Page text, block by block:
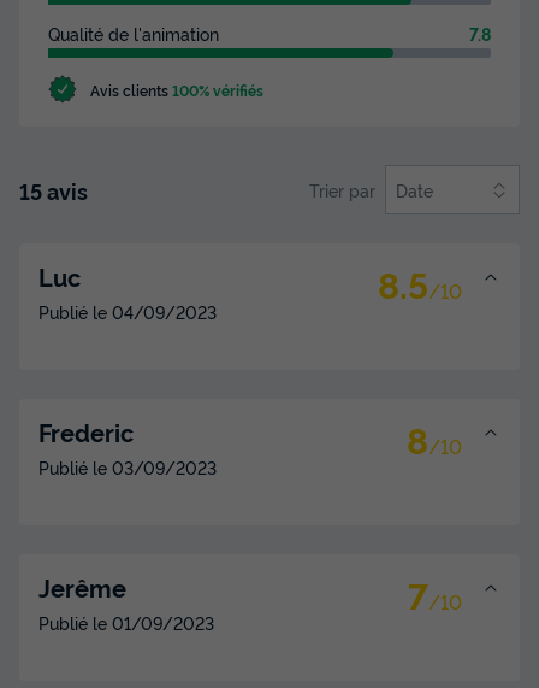
Qualité de l'animation 7.8
Avis clients100% vérifiés
15 avis Trier par Date
Luc 8.5/10
Publié le 04/09/2023
Frederic 8/10
Publié le 03/09/2023
Jerême 7/10
Publié le 01/09/2023